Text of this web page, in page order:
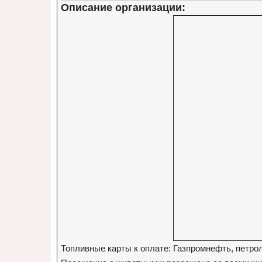
Описание организации:
Топливные карты к оплате: Газпромнефть,